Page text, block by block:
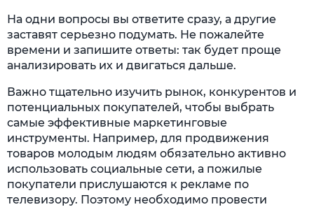
На одни вопросы вы ответите сразу, а другие
заставят серьезно подумать. Не пожалейте
времени и запишите ответы: так будет проще
анализировать их и двигаться дальше.
Важно тщательно изучить рынок, конкурентов и
потенциальных покупателей, чтобы выбрать
самые эффективные маркетинговые
инструменты. Например, для продвижения
товаров молодым людям обязательно активно
использовать социальные сети, а пожилые
покупатели прислушаются к рекламе по
телевизору. Поэтому необходимо провести